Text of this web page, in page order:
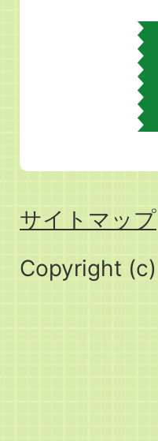
サイトマップ
Copyright